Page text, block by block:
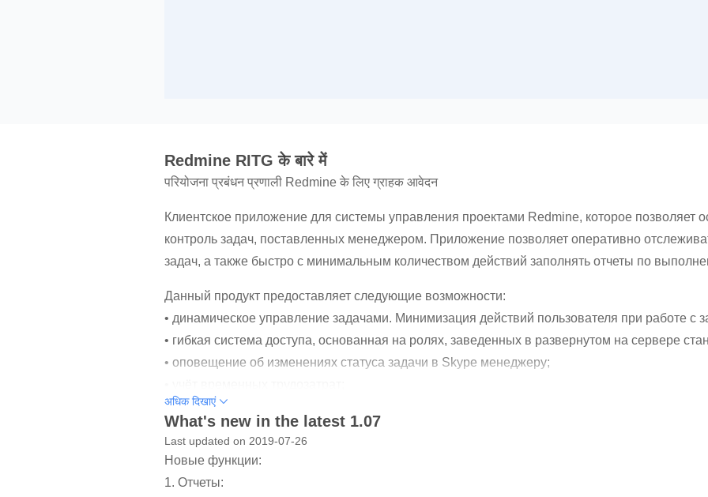
Redmine RITG के बारे में
परियोजना प्रबंधन प्रणाली Redmine के लिए ग्राहक आवेदन
Клиентское приложение для системы управления проектами Redmine, которое позволяет
контроль задач, поставленных менеджером. Приложение позволяет оперативно
задач, а также быстро с минимальным количеством действий заполнять отчеты по
Данный продукт предоставляет следующие возможности:
• динамическое управление задачами. Минимизация действий пользователя при работе с
• гибкая система доступа, основанная на ролях, заведенных в развернутом на сервере
• оповещение об изменениях статуса задачи в Skype менеджеру;
• создание описания, комментариев.
Приложение полностью работает через API Redmine. Для использования не в компании
установить сервер и порт вашей системы контроля проектов. Возможно могут возникнуть
задач, тогда прошу писать нам, мы рассмотрим и если изменения не затронут наш бизнес-
अधिक दिखाएं
What's new in the latest 1.07
Last updated on 2019-07-26
Новые функции:
1. Отчеты: